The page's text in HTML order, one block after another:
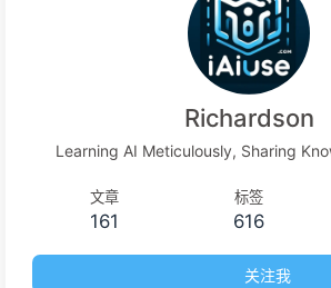
Richardson
Learning AI Meticulously, Sharing
文章
161
标签
616
关注我